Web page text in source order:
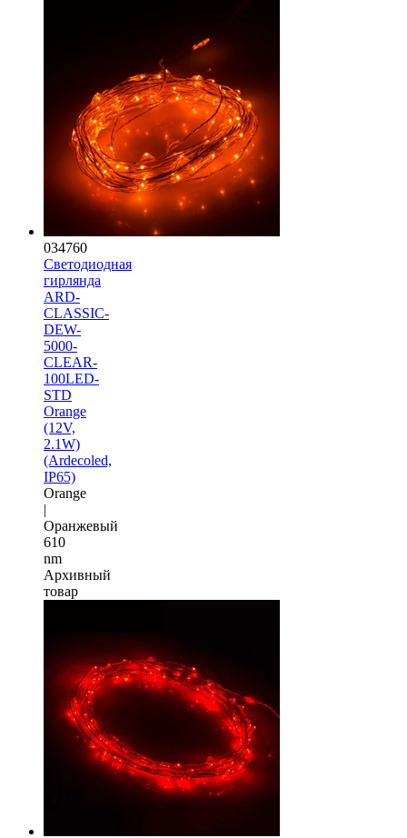
034760
Светодиодная
гирлянда
ARD-
CLASSIC-
DEW-
5000-
CLEAR-
100LED-
STD
Orange
(12V,
2.1W)
(Ardecoled,
IP65)
Orange
|
Оранжевый
610
nm
Архивный
товар